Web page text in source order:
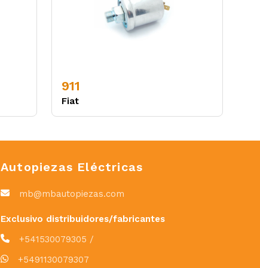
911
Fiat
Autopiezas Eléctricas
mb@mbautopiezas.com
Exclusivo distribuidores/fabricantes
+541530079305 /
+5491130079307